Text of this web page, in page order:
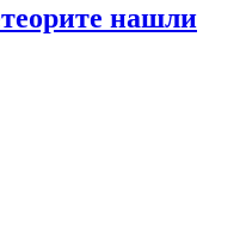
нашли